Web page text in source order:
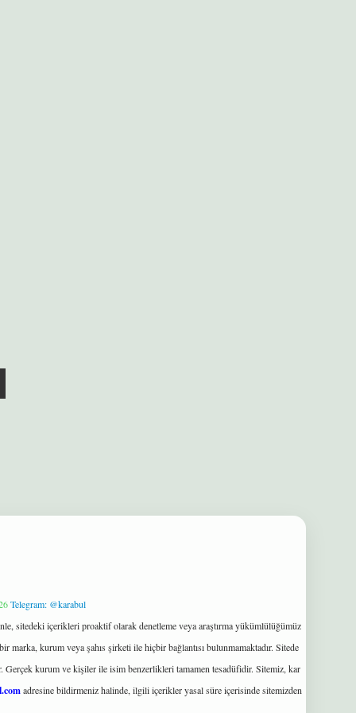
Telegram: @karabul
sitedeki içerikleri proaktif olarak denetleme veya araştırma yükümlülüğümüz
kurum veya şahıs şirketi ile hiçbir bağlantısı bulunmamaktadır. Sitede
Gerçek kurum ve kişiler ile isim benzerlikleri tamamen tesadüfidir. Sitemiz, kar
adresine bildirmeniz halinde, ilgili içerikler yasal süre içerisinde sitemizden